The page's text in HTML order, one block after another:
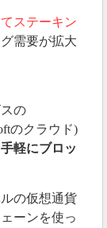
ステーキン
需要が拡大
の
のクラウド)
手軽にブロッ
の仮想通貨
ーンを使っ